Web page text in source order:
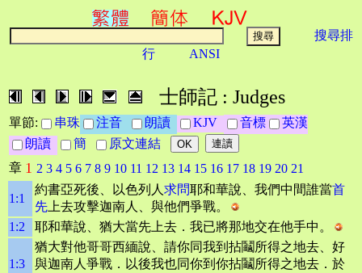
搜尋排
行
ANSI
士師記 : Judges
單節: 串珠 注音 朗讀 KJV 音標
英漢
朗讀
簡
原文連結
章 1 2 3 4 5 6 7 8 9 10 11 12 13 14 15 16 17 18 19 20 21
1:1
約書亞死後、以色列人 求問耶和華說、我們中間誰當首
先 上去攻擊迦南人、與他們爭戰。
1:2
耶和華說、猶大當先上去．我已將那地交在他手中。
1:3
猶大對他哥哥西緬說、請你同我到拈鬮所得之地去、好
與迦南人爭戰．以後我也同你到你拈鬮所得之地去．於